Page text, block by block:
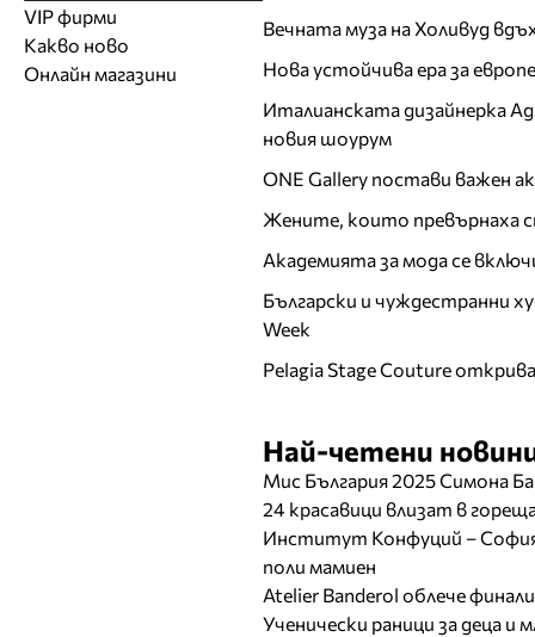
Вечната муза на Холивуд
Нова устойчива ера за
Италианската дизайнерка
новия шоурум
ONE Gallery постави важен
Жените, които превърнаха
Академията за мода се
Български и чуждестранни
Week
Pelagia Stage Couture
Най-четени
Мис България 2025 Симона
24 красавици влизат в
Институт Конфуций –
поли мамиен
Atelier Banderol облече
Ученически раници за деца и
Бански костюми
Модни дизайнери
Бутици
Обувки
Други аксесоари
Солариуми
Фитнес и здраве
Работа на ишлеме
CAD/CAM услуги
Модели
Образователни
Модни списания
Сватбени агенции
Магазини за дрехи
Магазини за обувки
Магазини за aксесоари
VIP фирми
Какво ново
Онлайн магазини